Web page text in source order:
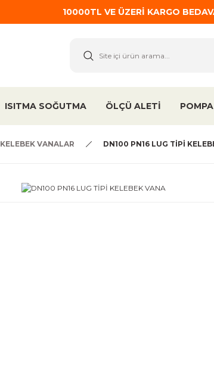
10000TL VE ÜZERİ KARGO
ISITMA SOĞUTMA ÖLÇÜ ALETİ POMPA
KELEBEK VANALAR DN100 PN16 LUG TİPİ